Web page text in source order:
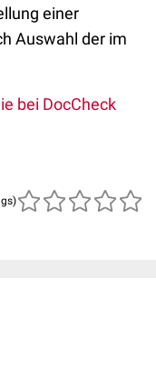
einer
Auswahl der im
bei DocCheck